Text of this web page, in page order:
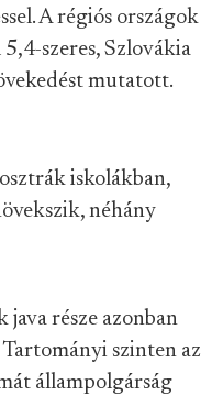
A régiós országok
szeres, Szlovákia
mutatott.
iskolákban,
néhány
része azonban
szinten az
állampolgárság